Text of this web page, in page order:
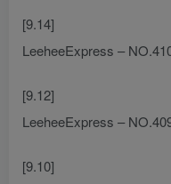
[9.14]
LeeheeExpress –
[9.12]
LeeheeExpress –
[9.10]